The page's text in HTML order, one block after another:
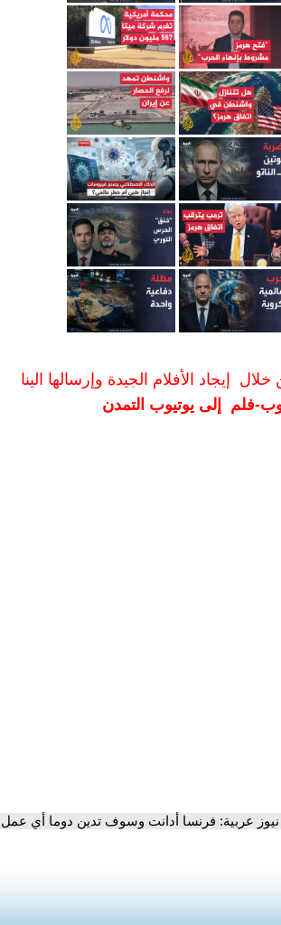
إيجاد الأفلام الجيدة وإرسالها الينا
فلم إلى يوتيوب التمدن
نيوز عربية: فرنسا أدانت وسوف تدين دوما أي